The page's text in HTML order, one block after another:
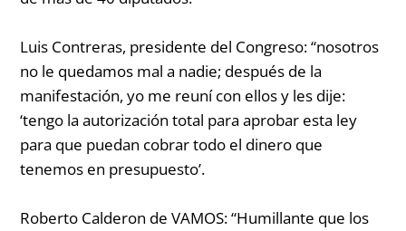
Luis Contreras, presidente del Congreso:“nosotros
no le quedamos mal a nadie; después de la
manifestación, yo me reuní con ellos y les dije:
‘tengo la autorización total para aprobar esta ley
para que puedan cobrar todo el dinero que
tenemos en presupuesto’.
Roberto Calderon de VAMOS:“Humillante que los